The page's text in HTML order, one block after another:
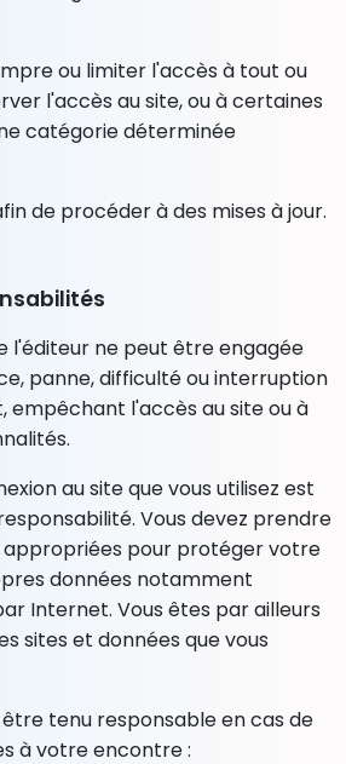
ou limiter l'accès à tout ou
l'accès au site, ou à certaines
catégorie déterminée
de procéder à des mises à jour.
l'éditeur ne peut être engagée
panne, difficulté ou interruption
empêchant l'accès au site ou à
au site que vous utilisez est
Vous devez prendre
appropriées pour protéger votre
données notamment
Internet. Vous êtes par ailleurs
sites et données que vous
tenu responsable en cas de
à votre encontre :